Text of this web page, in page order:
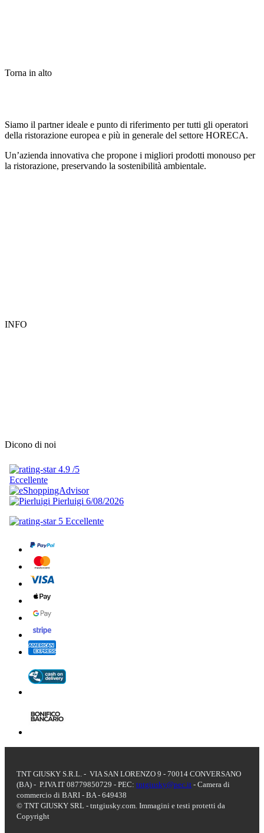
Torna in alto
Siamo il partner ideale e punto di riferimento per tutti gli operatori
della ristorazione europea e più in generale del settore HORECA.
Un’azienda innovativa che propone i migliori prodotti monouso per
la ristorazione, preservando la sostenibilità ambientale.
INFO
Dicono di noi
TNT GIUSKY S.R.L. - VIA SAN LORENZO 9 - 70014 CONVERSANO
(BA) - P.IVA IT 08779850729 - PEC: tntgiusky@pec.it - Camera di
commercio di BARI - BA - 649438
© TNT GIUSKY SRL - tntgiusky.com. Immagini e testi protetti da
Copyright